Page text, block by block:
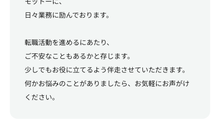
日々業務に励んでおります。
転職活動を進めるにあたり、
ご不安なこともあるかと存じます。
少しでもお役に立てるよう伴走させていただきます。
何かお悩みのことがありましたら、お気軽にお声がけ
ください。